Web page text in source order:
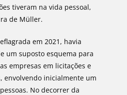
tiveram na vida pessoal,
de Müller.
em 2021, havia
um suposto esquema para
empresas em licitações e
envolvendo inicialmente um
No decorrer da